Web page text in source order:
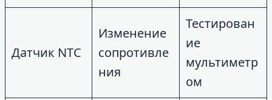
Датчик NTC
Изменение
сопротивле
ния
Тестирован
ие
мультиметр
ом